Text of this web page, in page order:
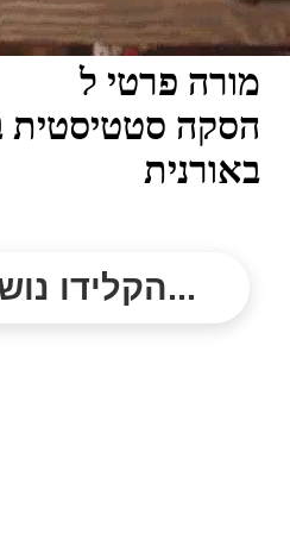
מורה פרטי ל
הסקה סטטיסטית
באורנית
הקלידו נושא לימוד...